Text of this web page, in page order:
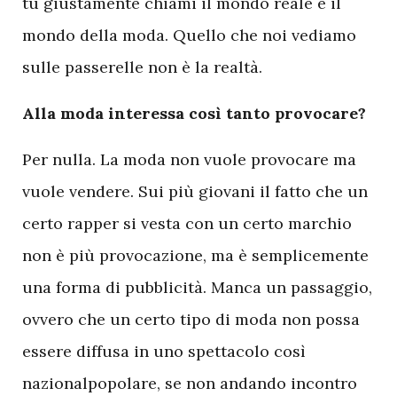
mondo della moda. Quello che noi vediamo
sulle passerelle non è la realtà.
Alla moda interessa così tanto provocare?
Per nulla. La moda non vuole provocare ma
vuole vendere. Sui più giovani il fatto che un
certo rapper si vesta con un certo marchio
non è più provocazione, ma è semplicemente
una forma di pubblicità. Manca un passaggio,
ovvero che un certo tipo di moda non possa
essere diffusa in uno spettacolo così
nazionalpopolare, se non andando incontro